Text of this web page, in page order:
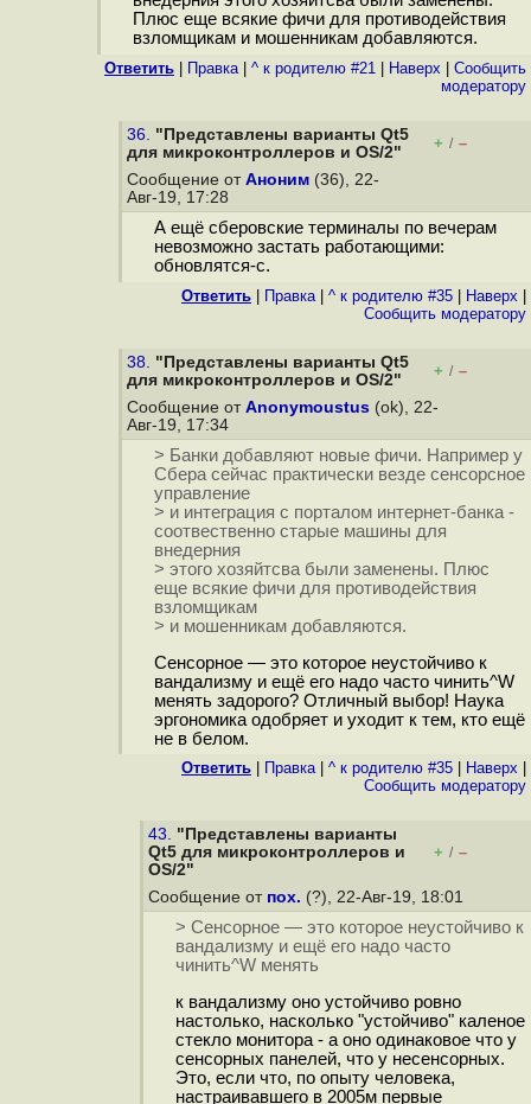
Плюс еще всякие фичи для противодействия
взломщикам и мошенникам добавляются.
Ответить Правка| ^ к родителю #21 Наверх
Cообщить
модератору
36. "Представлены варианты Qt5
для микроконтроллеров и OS/2"
+ / –
Сообщение от Аноним (36), 22-
Авг-19, 17:28
А ещё сберовские терминалы по вечерам
невозможно застать работающими:
обновлятся-с.
Ответить Правка| ^ к родителю #35 Наверх
Cообщить модератору
38. "Представлены варианты Qt5
для микроконтроллеров и OS/2"
+ / –
Сообщение от Anonymoustus (ok), 22-
Авг-19, 17:34
> Банки добавляют новые фичи. Например у
Сбера сейчас практически везде сенсорсное
управление
> и интеграция с порталом интернет-банка -
соотвественно старые машины для
внедерния
> этого хозяйтсва были заменены. Плюс
еще всякие фичи для противодействия
взломщикам
> и мошенникам добавляются.
Сенсорное — это которое неустойчиво к
вандализму и ещё его надо часто чинить^W
менять задорого? Отличный выбор! Наука
эргономика одобряет и уходит к тем, кто ещё
не в белом.
Ответить Правка| ^ к родителю #35 Наверх
Cообщить модератору
43. "Представлены варианты
Qt5 для микроконтроллеров и
OS/2"
+ / –
Сообщение от пох. (?), 22-Авг-19, 18:01
> Сенсорное — это которое неустойчиво к
вандализму и ещё его надо часто
чинить^W менять
к вандализму оно устойчиво ровно
настолько, насколько "устойчиво" каленое
стекло монитора - а оно одинаковое что у
сенсорных панелей, что у несенсорных.
Это, если что, по опыту человека,
настраивавшего в 2005м первые